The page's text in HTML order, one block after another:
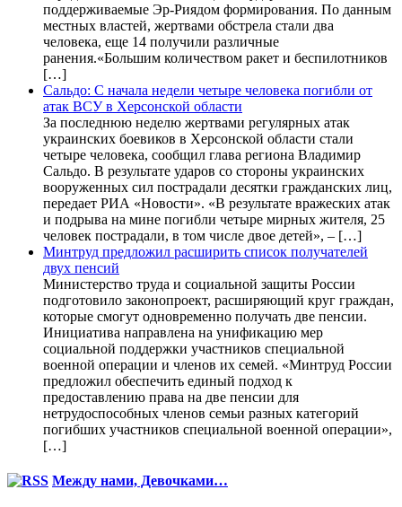
поддерживаемые Эр-Риядом формирования. По данным
местных властей, жертвами обстрела стали два
человека, еще 14 получили различные
ранения.«Большим количеством ракет и беспилотников
[…]
Сальдо: С начала недели четыре человека погибли от
атак ВСУ в Херсонской области
За последнюю неделю жертвами регулярных атак
украинских боевиков в Херсонской области стали
четыре человека, сообщил глава региона Владимир
Сальдо. В результате ударов со стороны украинских
вооруженных сил пострадали десятки гражданских лиц,
передает РИА «Новости». «В результате вражеских атак
и подрыва на мине погибли четыре мирных жителя, 25
человек пострадали, в том числе двое детей», – […]
Минтруд предложил расширить список получателей
двух пенсий
Министерство труда и социальной защиты России
подготовило законопроект, расширяющий круг граждан,
которые смогут одновременно получать две пенсии.
Инициатива направлена на унификацию мер
социальной поддержки участников специальной
военной операции и членов их семей. «Минтруд России
предложил обеспечить единый подход к
предоставлению права на две пенсии для
нетрудоспособных членов семьи разных категорий
погибших участников специальной военной операции»,
[…]
Между нами, Девочками…